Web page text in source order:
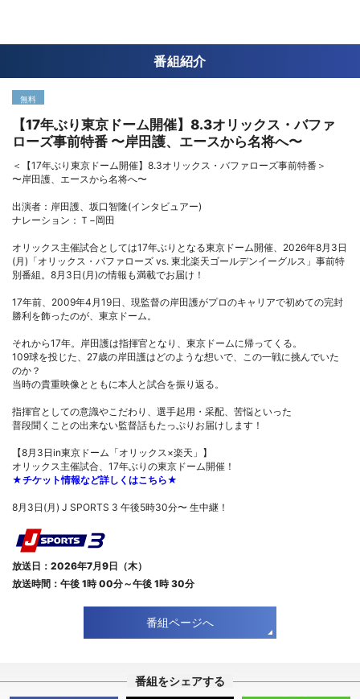
番組紹介
無料
【17年ぶり東京ドーム開催】8.3オリックス・バファ
ローズ事前特番 〜岸田護、エースから名将へ〜
＜【17年ぶり東京ドーム開催】8.3オリックス・バファローズ事前特番＞
〜岸田護、エースから名将へ〜
出演者：岸田護、坂口智隆(インタビュアー)
ナレーション：Ｔ−岡田
オリックス主催試合としては17年ぶりとなる東京ドーム開催、2026年8月3日
(月)「オリックス・バファローズ vs. 東北楽天ゴールデンイーグルス」事前特
別番組。8月3日(月)の情報も満載でお届け！
17年前、2009年4月19日、現監督の岸田護がプロのキャリアで初めての完封
勝利を飾ったのが、東京ドーム。
それから17年。岸田護は指揮官となり、東京ドームに帰ってくる。
109球を投じた、27歳の岸田護はどのような想いで、この一戦に挑んでいた
のか？
当時の貴重映像とともに本人と試合を振り返る。
指揮官としての意識やこだわり、選手起用・采配、苦悩といった
普段聞くことの出来ない監督話もたっぷりお届けします！
【8月3日in東京ドーム「オリックス×楽天」】
オリックス主催試合、17年ぶりの東京ドーム開催！
★チケット情報など詳しくはこちら★
8月3日(月) J SPORTS 3 午後5時30分〜 生中継！
放送日：2026年7月9日（木）
放送時間：午後 1時 00分～午後 1時 30分
番組ページへ
番組をシェアする